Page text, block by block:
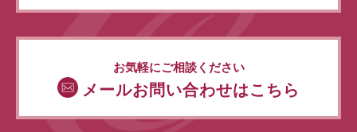
お気軽にご相談ください
メールお問い合わせはこちら